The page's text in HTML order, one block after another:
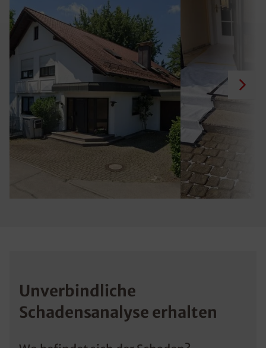
Unverbindliche
Schadensanalyse erhalten